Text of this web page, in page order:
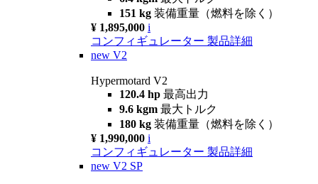
151 kg 装備重量（燃料を除く）
¥ 1,895,000 i
コンフィギュレーター 製品詳細
new V2
Hypermotard V2
120.4 hp 最高出力
9.6 kgm 最大トルク
180 kg 装備重量（燃料を除く）
¥ 1,990,000 i
コンフィギュレーター 製品詳細
new V2 SP